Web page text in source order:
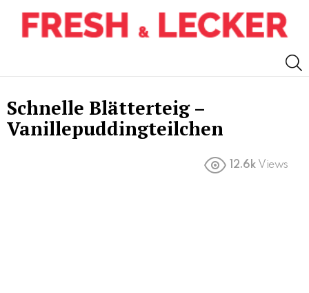
Schnelle Blätterteig –
Vanillepuddingteilchen
12.6k Views